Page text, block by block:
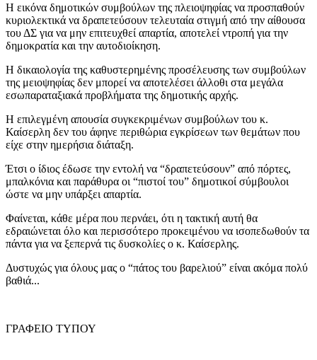
Η εικόνα δημοτικών συμβούλων της πλειοψηφίας να προσπαθούν
κυριολεκτικά να δραπετεύσουν τελευταία στιγμή από την αίθουσα
του ΔΣ για να μην επιτευχθεί απαρτία, αποτελεί ντροπή για την
δημοκρατία και την αυτοδιοίκηση.
Η δικαιολογία της καθυστερημένης προσέλευσης των συμβούλων
της μειοψηφίας δεν μπορεί να αποτελέσει άλλοθι στα μεγάλα
εσωπαραταξιακά προβλήματα της δημοτικής αρχής.
Η επιλεγμένη απουσία συγκεκριμένων συμβούλων του κ.
Καίσερλη δεν του άφηνε περιθώρια εγκρίσεων των θεμάτων που
είχε στην ημερήσια διάταξη.
Έτσι ο ίδιος έδωσε την εντολή να “δραπετεύσουν” από πόρτες,
μπαλκόνια και παράθυρα οι “πιστοί του” δημοτικοί σύμβουλοι
ώστε να μην υπάρξει απαρτία.
Φαίνεται, κάθε μέρα που περνάει, ότι η τακτική αυτή θα
εδραιώνεται όλο και περισσότερο προκειμένου να ισοπεδωθούν τα
πάντα για να ξεπερνά τις δυσκολίες ο κ. Καίσερλης.
Δυστυχώς για όλους μας ο “πάτος του βαρελιού” είναι ακόμα πολύ
βαθιά...
ΓΡΑΦΕΙΟ ΤΥΠΟΥ